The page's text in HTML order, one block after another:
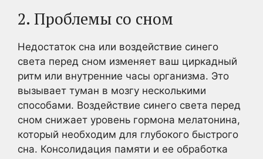
2. Проблемы со сном
Недостаток сна или воздействие синего
света перед сном изменяет ваш циркадный
ритм или внутренние часы организма. Это
вызывает туман в мозгу несколькими
способами. Воздействие синего света перед
сном снижает уровень гормона мелатонина,
который необходим для глубокого быстрого
сна. Консолидация памяти и ее обработка